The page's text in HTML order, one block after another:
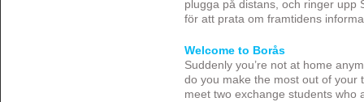
plugga på distans, och ringer upp
för att prata om framtidens
Welcome to Borås
Suddenly you’re not at home
do you make the most out of your
meet two exchange students who